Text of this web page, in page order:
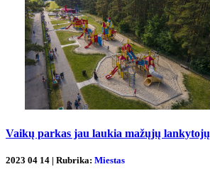
Vaikų parkas jau laukia mažųjų lankytojų
2023 04 14 | Rubrika: Miestas